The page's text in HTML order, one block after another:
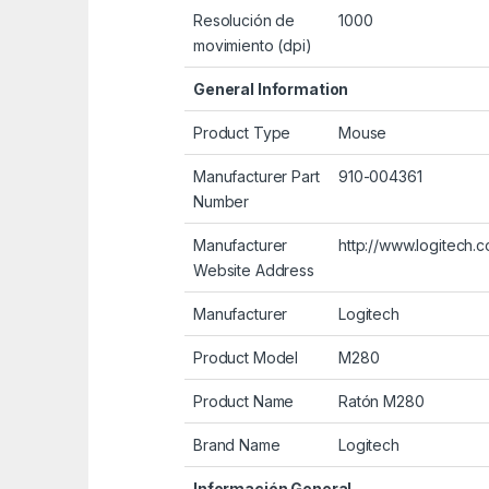
Resolución de
movimiento (dpi)
1000
General Information
Product Type Mouse
Manufacturer Part
Number
910-004361
Manufacturer
Website Address
http://
Manufacturer Logitech
Product Model M280
Product Name Ratón M280
Brand Name Logitech